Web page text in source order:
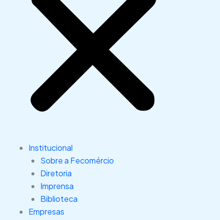
Institucional
Sobre a Fecomércio
Diretoria
Imprensa
Biblioteca
Empresas